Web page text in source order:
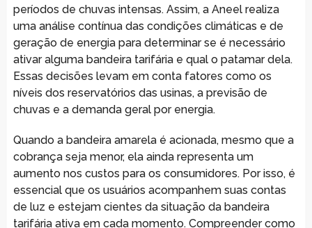
períodos de chuvas intensas. Assim, a Aneel realiza
uma análise contínua das condições climáticas e de
geração de energia para determinar se é necessário
ativar alguma bandeira tarifária e qual o patamar dela.
Essas decisões levam em conta fatores como os
níveis dos reservatórios das usinas, a previsão de
chuvas e a demanda geral por energia.
Quando a bandeira amarela é acionada, mesmo que a
cobrança seja menor, ela ainda representa um
aumento nos custos para os consumidores. Por isso, é
essencial que os usuários acompanhem suas contas
de luz e estejam cientes da situação da bandeira
tarifária ativa em cada momento. Compreender como